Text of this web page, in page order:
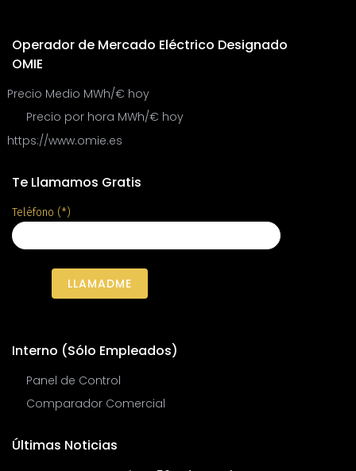
Operador de Mercado Eléctrico Designado
OMIE
Precio Medio MWh/€ hoy
Precio por hora MWh/€ hoy
https://www.omie.es
Te Llamamos Gratis
Teléfono (*)
Interno (Sólo Empleados)
Panel de Control
Comparador Comercial
Últimas Noticias